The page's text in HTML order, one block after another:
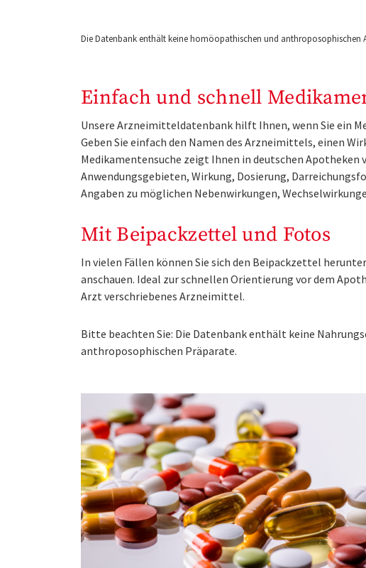
Die Datenbank enthält keine homöopathischen und anthroposophischen
Einfach und schnell
Unsere Arzneimitteldatenbank hilft Ihnen, wenn Sie ein
Geben Sie einfach den Namen des Arzneimittels, einen
Medikamentensuche zeigt Ihnen in deutschen
Anwendungsgebieten, Wirkung, Dosierung,
Angaben zu möglichen Nebenwirkungen,
Mit Beipackzettel und Fotos
In vielen Fällen können Sie sich den Beipackzettel
anschauen. Ideal zur schnellen Orientierung vor dem
Arzt verschriebenes Arzneimittel.
Bitte beachten Sie: Die Datenbank enthält keine
anthroposophischen Präparate.